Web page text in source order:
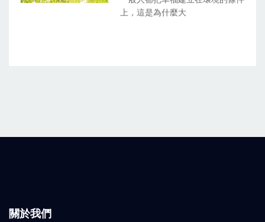
上，這是為什麼大
關於我們